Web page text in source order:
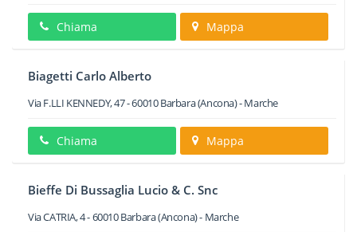
Chiama Mappa
Biagetti Carlo Alberto
Via F.LLI KENNEDY, 47-60010Barbara(Ancona) -Marche
Chiama Mappa
Bieffe Di Bussaglia Lucio & C. Snc
Via CATRIA, 4-60010Barbara(Ancona) - Marche